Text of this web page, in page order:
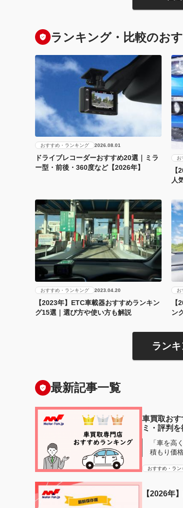
ランキング・比較のお
おすすめ・ランキング 2026.08.01
ドライブレコーダーおすすめ20選｜ミラ
ー型・前後・360度など【2026年】
お
人
おすすめ・ランキング 2023.04.20
【2023年】ETC車載器おすすめランキン
グ15選｜選び方や使い方も解説
お
ン
ラン
最新記事一覧
車買取お
ミ・評判を
「車を高
積もり価
おすすめ・ラン
【2026年